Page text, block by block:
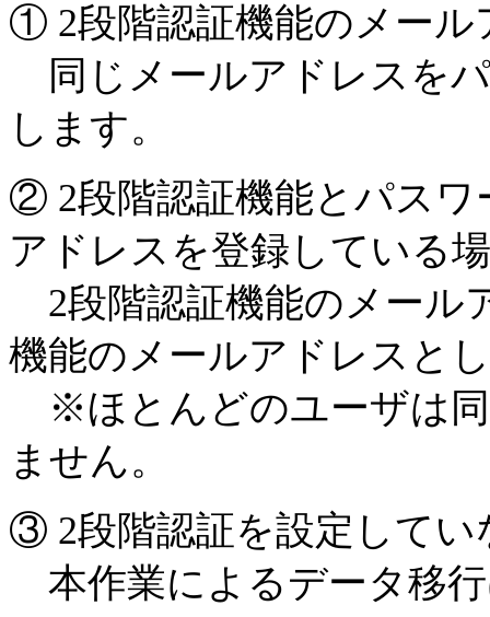
① 2段階認証機能のメール
同じメールアドレスを
します。
② 2段階認証機能とパスワ
アドレスを登録している
2段階認証機能のメール
機能のメールアドレスと
※ほとんどのユーザは同
ません。
③ 2段階認証を設定してい
本作業によるデータ移